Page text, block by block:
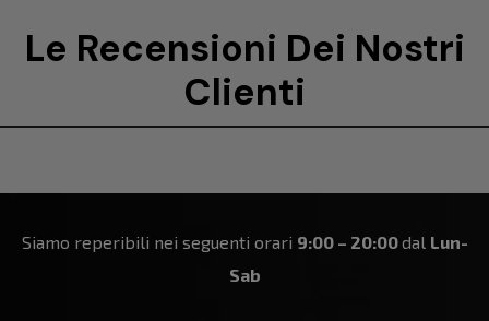
Le Recensioni Dei Nostri
Clienti
Siamo reperibili nei seguenti orari 9:00 – 20:00dal Lun-
Sab